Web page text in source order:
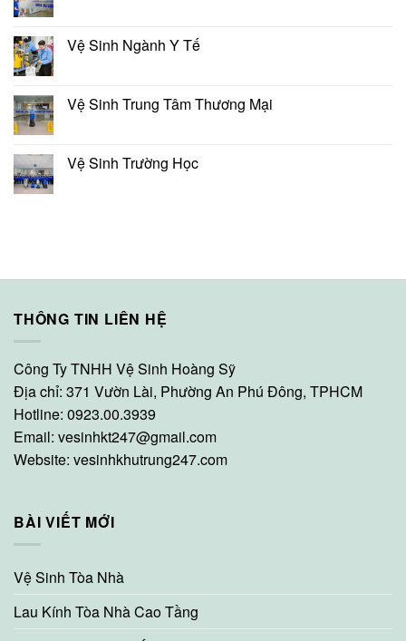
Vệ Sinh Ngành Y Tế
Vệ Sinh Trung Tâm Thương Mại
Vệ Sinh Trường Học
THÔNG TIN LIÊN HỆ
Công Ty TNHH Vệ Sinh Hoàng Sỹ
Địa chỉ: 371 Vườn Lài, Phường An Phú Đông, TPHCM
Hotline: 0923.00.3939
Email: vesinhkt247@gmail.com
Website: vesinhkhutrung247.com
BÀI VIẾT MỚI
Vệ Sinh Tòa Nhà
Lau Kính Tòa Nhà Cao Tầng